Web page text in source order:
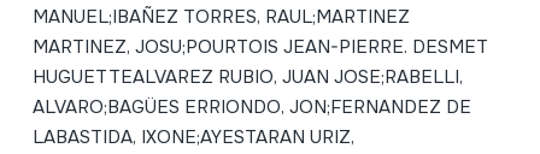
MANUEL;IBAÑEZ TORRES, RAUL;MARTINEZ
MARTINEZ, JOSU;POURTOIS JEAN-PIERRE. DESMET
HUGUETTEALVAREZ RUBIO, JUAN JOSE;RABELLI,
ALVARO;BAGÜES ERRIONDO, JON;FERNANDEZ DE
LABASTIDA, IXONE;AYESTARAN URIZ,